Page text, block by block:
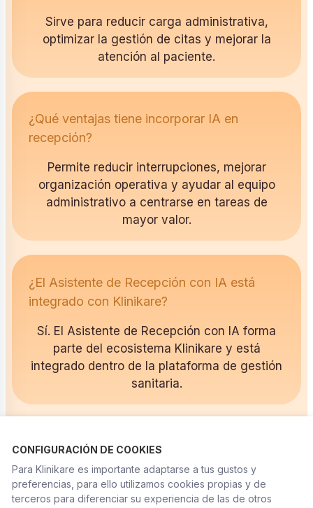
Sirve para reducir carga administrativa,
optimizar la gestión de citas y mejorar la
atención al paciente.
¿Qué ventajas tiene incorporar IA en
recepción?
Permite reducir interrupciones, mejorar
organización operativa y ayudar al equipo
administrativo a centrarse en tareas de
mayor valor.
¿El Asistente de Recepción con IA está
integrado con Klinikare?
Sí. El Asistente de Recepción con IA forma
parte del ecosistema Klinikare y está
integrado dentro de la plataforma de gestión
sanitaria.
CONFIGURACIÓN DE COOKIES
Para Klinikare es importante adaptarse a tus gustos y
preferencias, para ello utilizamos cookies propias y de
terceros para diferenciar su experiencia de las de otros